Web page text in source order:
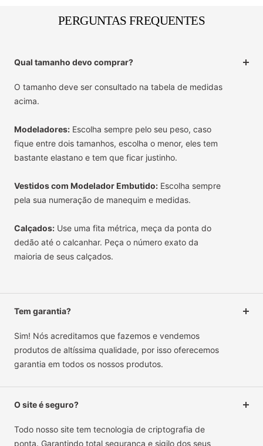
PERGUNTAS FREQUENTES
Qual tamanho devo comprar?
O tamanho deve ser consultado na tabela de medidas
acima.
Modeladores: Escolha sempre pelo seu peso, caso
fique entre dois tamanhos, escolha o menor, eles tem
bastante elastano e tem que ficar justinho.
Vestidos com Modelador Embutido: Escolha sempre
pela sua numeração de manequim e medidas.
Calçados: Use uma fita métrica, meça da ponta do
dedão até o calcanhar. Peça o número exato da
maioria de seus calçados.
Tem garantia?
Sim! Nós acreditamos que fazemos e vendemos
produtos de altíssima qualidade, por isso oferecemos
garantia em todos os nossos produtos.
O site é seguro?
Todo nosso site tem tecnologia de criptografia de
ponta. Garantindo total segurança e sigilo dos seus